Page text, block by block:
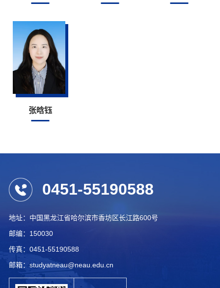
张晗钰
0451-55190588
地址：中国黑龙江省哈尔滨市香坊区长江路600号
邮编：150030
传真：0451-55190588
邮箱：studyatneau@neau.edu.cn